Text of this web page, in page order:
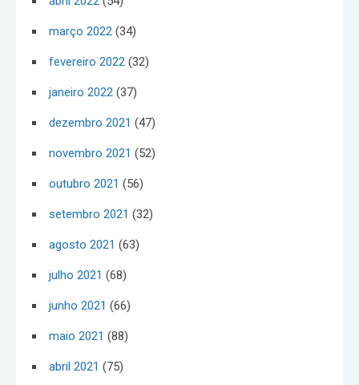
março 2022 (34)
fevereiro 2022 (32)
janeiro 2022 (37)
dezembro 2021 (47)
novembro 2021 (52)
outubro 2021 (56)
setembro 2021 (32)
agosto 2021 (63)
julho 2021 (68)
junho 2021 (66)
maio 2021 (88)
abril 2021 (75)